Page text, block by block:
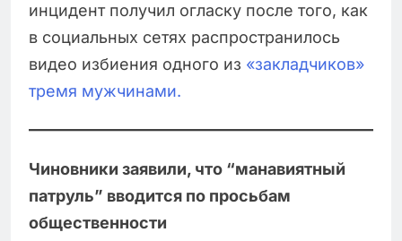
инцидент получил огласку после того, как
в социальных сетях распространилось
видео избиения одного из «закладчиков»
тремя мужчинами.
Чиновники заявили, что “манавиятный
патруль” вводится по просьбам
общественности